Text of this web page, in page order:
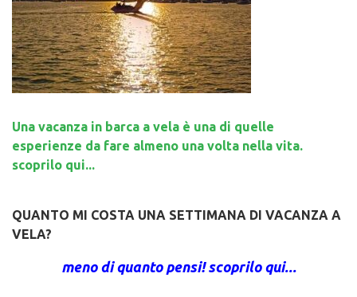
Una vacanza in barca a vela è una di quelle
esperienze da fare almeno una volta nella vita.
scoprilo qui...
QUANTO MI COSTA UNA SETTIMANA DI VACANZA A
VELA?
meno di quanto pensi! scoprilo qui...